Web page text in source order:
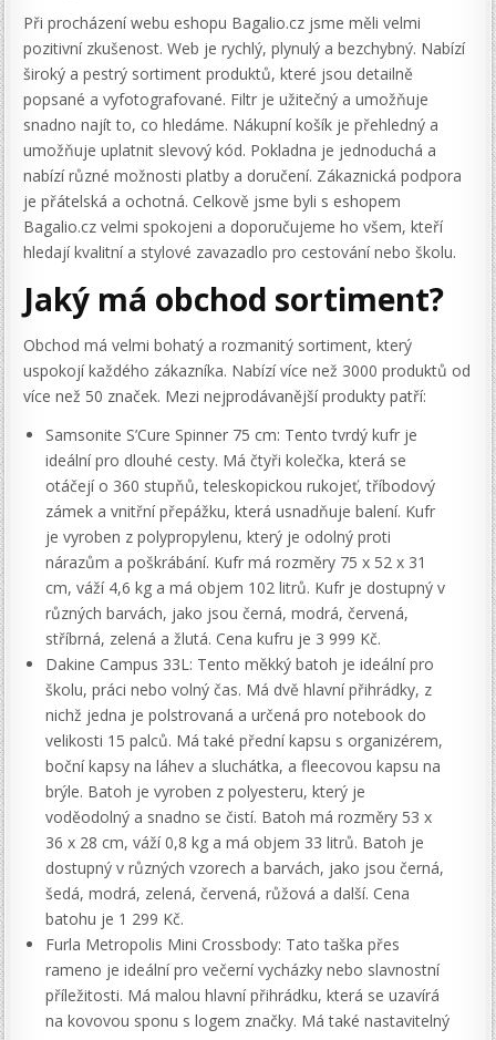
Při procházení webu eshopu Bagalio.cz jsme měli velmi
pozitivní zkušenost. Web je rychlý, plynulý a bezchybný. Nabízí
široký a pestrý sortiment produktů, které jsou detailně
popsané a vyfotografované. Filtr je užitečný a umožňuje
snadno najít to, co hledáme. Nákupní košík je přehledný a
umožňuje uplatnit slevový kód. Pokladna je jednoduchá a
nabízí různé možnosti platby a doručení. Zákaznická podpora
je přátelská a ochotná. Celkově jsme byli s eshopem
Bagalio.cz velmi spokojeni a doporučujeme ho všem, kteří
hledají kvalitní a stylové zavazadlo pro cestování nebo školu.
Jaký má obchod sortiment?
Obchod má velmi bohatý a rozmanitý sortiment, který
uspokojí každého zákazníka. Nabízí více než 3000 produktů od
více než 50 značek. Mezi nejprodávanější produkty patří:
Samsonite S’Cure Spinner 75 cm: Tento tvrdý kufr je
ideální pro dlouhé cesty. Má čtyři kolečka, která se
otáčejí o 360 stupňů, teleskopickou rukojeť, tříbodový
zámek a vnitřní přepážku, která usnadňuje balení. Kufr
je vyroben z polypropylenu, který je odolný proti
nárazům a poškrábání. Kufr má rozměry 75 x 52 x 31
cm, váží 4,6 kg a má objem 102 litrů. Kufr je dostupný v
různých barvách, jako jsou černá, modrá, červená,
stříbrná, zelená a žlutá. Cena kufru je 3 999 Kč.
Dakine Campus 33L: Tento měkký batoh je ideální pro
školu, práci nebo volný čas. Má dvě hlavní přihrádky, z
nichž jedna je polstrovaná a určená pro notebook do
velikosti 15 palců. Má také přední kapsu s organizérem,
boční kapsy na láhev a sluchátka, a fleecovou kapsu na
brýle. Batoh je vyroben z polyesteru, který je
voděodolný a snadno se čistí. Batoh má rozměry 53 x
36 x 28 cm, váží 0,8 kg a má objem 33 litrů. Batoh je
dostupný v různých vzorech a barvách, jako jsou černá,
šedá, modrá, zelená, červená, růžová a další. Cena
batohu je 1 299 Kč.
Furla Metropolis Mini Crossbody: Tato taška přes
rameno je ideální pro večerní vycházky nebo slavnostní
příležitosti. Má malou hlavní přihrádku, která se uzavírá
na kovovou sponu s logem značky. Má také nastavitelný